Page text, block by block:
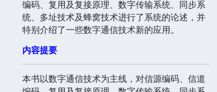
编码、复用及复接原理、数字传输系统、同步系
统、多址技术及蜂窝技术进行了系统的论述，并
特别介绍了一些数字通信技术新的应用。
内容提要
本书以数字通信技术为主线，对信源编码、信道